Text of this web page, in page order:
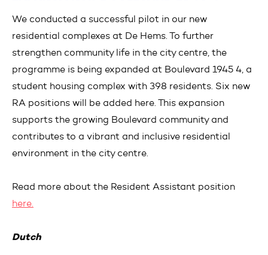
We conducted a successful pilot in our new
residential complexes at De Hems. To further
strengthen community life in the city centre, the
programme is being expanded at Boulevard 1945 4, a
student housing complex with 398 residents. Six new
RA positions will be added here. This expansion
supports the growing Boulevard community and
contributes to a vibrant and inclusive residential
environment in the city centre.
Read more about the Resident Assistant position
here.
Dutch